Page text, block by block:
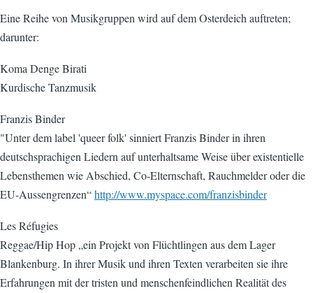
Eine Reihe von Musikgruppen wird auf dem Osterdeich auftreten;
darunter:
Koma Denge Birati
Kurdische Tanzmusik
Franzis Binder
"Unter dem label 'queer folk' sinniert Franzis Binder in ihren
deutschsprachigen Liedern auf unterhaltsame Weise über existentielle
Lebensthemen wie Abschied, Co-Elternschaft, Rauchmelder oder die
EU-Aussengrenzen“http://www.myspace.com/franzisbinder
Les Réfugies
Reggae/Hip Hop „ein Projekt von Flüchtlingen aus dem Lager
Blankenburg. In ihrer Musik und ihren Texten verarbeiten sie ihre
Erfahrungen mit der tristen und menschenfeindlichen Realität des